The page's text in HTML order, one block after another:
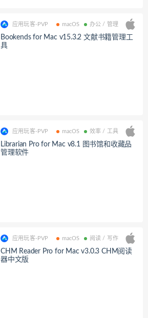
应用玩客-PVP macOS 办公 / 管理
Bookends for Mac v15.3.2 文献书籍管理工
具
应用玩客-PVP macOS 效率 / 工具
Librarian Pro for Mac v8.1 图书馆和收藏品
管理软件
应用玩客-PVP macOS 阅读 / 写作
CHM Reader Pro for Mac v3.0.3 CHM阅读
器中文版